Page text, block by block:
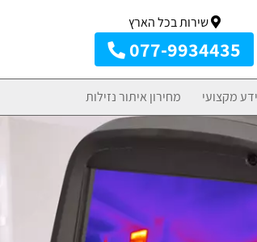
שירות בכל הארץ
077-9934435
מקצועי מחירון איתור נזילות